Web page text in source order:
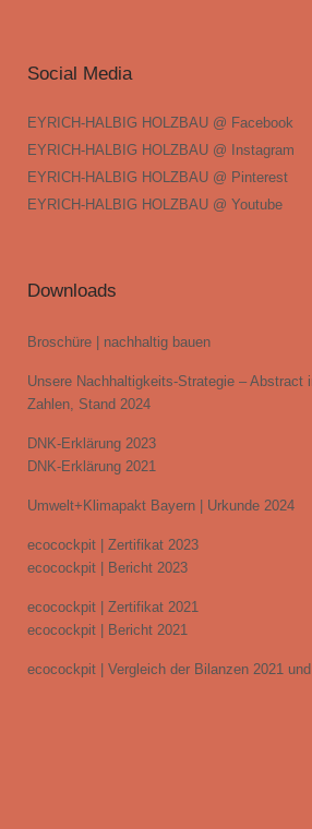
Social Media
EYRICH-HALBIG HOLZBAU @ Facebook
EYRICH-HALBIG HOLZBAU @ Instagram
EYRICH-HALBIG HOLZBAU @ Pinterest
EYRICH-HALBIG HOLZBAU @ Youtube
Downloads
Broschüre | nachhaltig bauen
Unsere Nachhaltigkeits-Strategie – Abstract
Zahlen, Stand 2024
DNK-Erklärung 2023
DNK-Erklärung 2021
Umwelt+Klimapakt Bayern | Urkunde 2024
ecocockpit | Zertifikat 2023
ecocockpit | Bericht 2023
ecocockpit | Zertifikat 2021
ecocockpit | Bericht 2021
ecocockpit | Vergleich der Bilanzen 2021